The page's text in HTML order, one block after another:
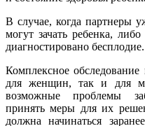
В случае, когда партнеры
могут зачать ребенка,
диагностировано бесплодие.
Комплексное
для женщин, так и для
возможные проблемы
принять меры для их
должна начинаться